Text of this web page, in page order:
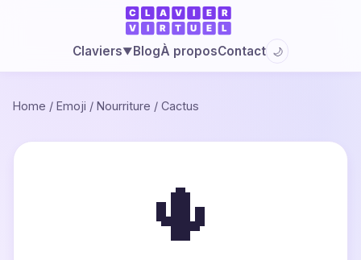
Claviers▼BlogÀ proposContact 🌙
Home / Emoji / Nourriture / Cactus
🌵